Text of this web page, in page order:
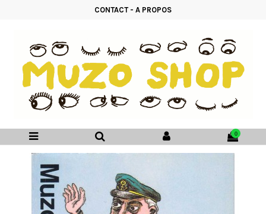
CONTACT- A PROPOS
0